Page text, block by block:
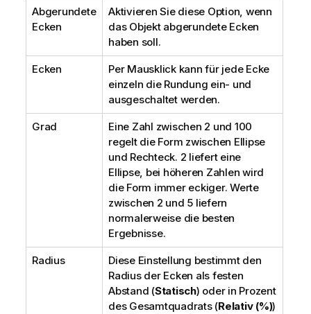
Abgerundete
Ecken
Aktivieren Sie diese Option, wenn
das Objekt abgerundete Ecken
haben soll.
Ecken
Per Mausklick kann für jede Ecke
einzeln die Rundung ein- und
ausgeschaltet werden.
Grad
Eine Zahl zwischen 2 und 100
regelt die Form zwischen Ellipse
und Rechteck. 2 liefert eine
Ellipse, bei höheren Zahlen wird
die Form immer eckiger. Werte
zwischen 2 und 5 liefern
normalerweise die besten
Ergebnisse.
Radius
Diese Einstellung bestimmt den
Radius der Ecken als festen
Abstand (Statisch) oder in Prozent
des Gesamtquadrats (Relativ (%))